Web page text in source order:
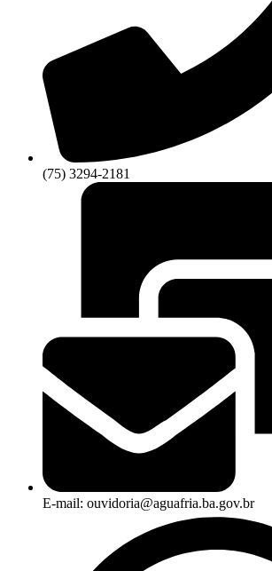
(75) 3294-2181
E-mail: ouvidoria@aguafria.ba.gov.br